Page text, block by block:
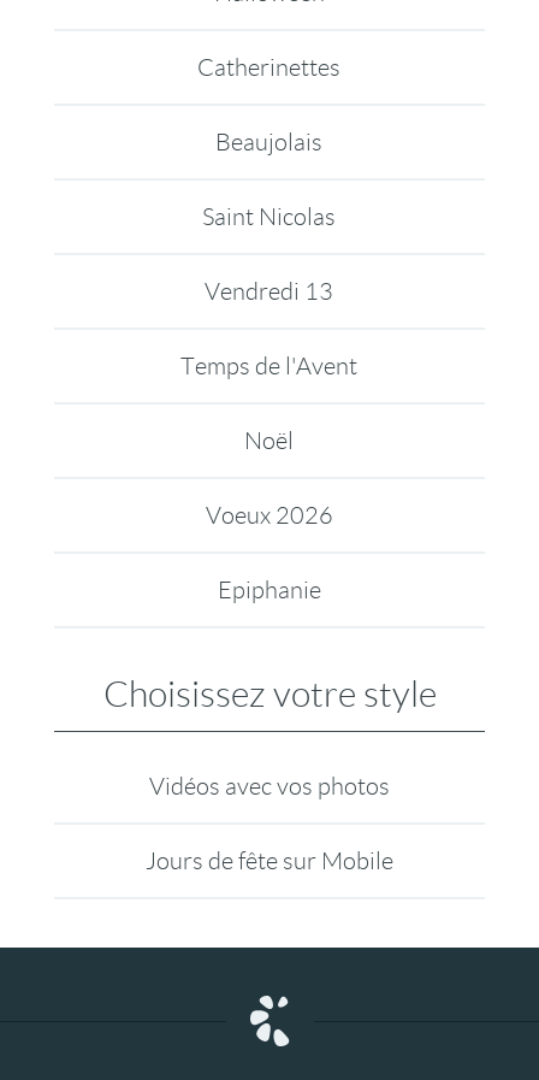
Catherinettes
Beaujolais
Saint Nicolas
Vendredi 13
Temps de l'Avent
Noël
Voeux 2026
Epiphanie
Choisissez votre style
Vidéos avec vos photos
Jours de fête sur Mobile